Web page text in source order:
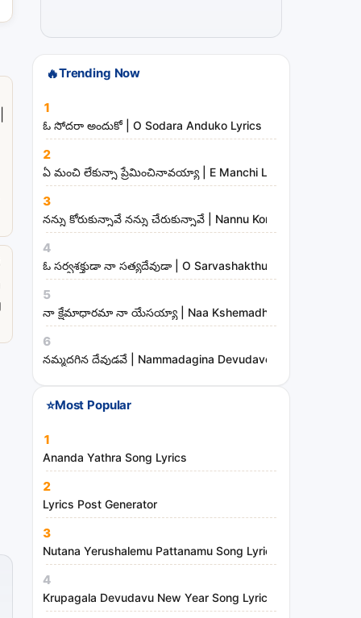
r
e
s
🔥Trending Now
1
ఓ సోదరా అందుకో | O Sodara Anduko Lyrics
2
ఏ మంచి లేకున్నా ప్రేమించినావయ్యా | E Manchi Lekunna
3
నన్ను కోరుకున్నావే నన్ను చేరుకున్నావే | Nannu Korukunnaave
4
ఓ సర్వశక్తుడా నా సత్యదేవుడా | O Sarvashakthudaa Naa
5
నా క్షేమాధారమా నా యేసయ్యా | Naa Kshemadharama Naa
6
నమ్మదగిన దేవుడవే | Nammadagina Devudave Song Lyrics
⭐Most Popular
1
Ananda Yathra Song Lyrics
2
Lyrics Post Generator
3
Nutana Yerushalemu Pattanamu Song Lyrics | Hosanna
4
Krupagala Devudavu New Year Song Lyrics